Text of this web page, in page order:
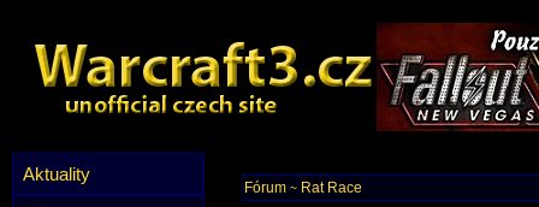
Aktuality
Fórum ~ Rat Race